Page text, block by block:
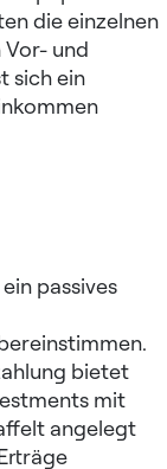
die einzelnen
und
sich ein
passives
bietet
mit
angelegt